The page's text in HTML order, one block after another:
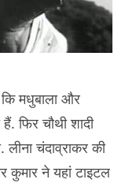
मधुबाला और
फिर चौथी शादी
चंदाव्राकर की
कुमार ने यहां टाइटल